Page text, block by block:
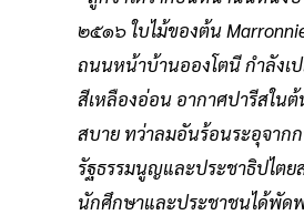
๒๕๑๖ ใบไม้ของต้น
ถนนหน้าบ้านอองโตนี กำลังเ
สีเหลืองอ่อน อากาศปารีสในต้
สบาย ทว่าลมอันร้อนระอุจากก
รัฐธรรมนูญและประชาธิปไต
นักศึกษาและประชาชนได้พัด